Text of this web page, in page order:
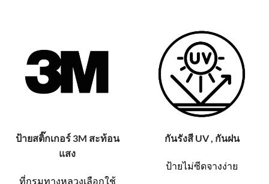
ป้ายสติ๊กเกอร์ 3M สะท้อน
แสง
ที่กรมทางหลวงเลือกใช้
กันรังสี UV , กันฝน
ป้ายไม่ซีดจางง่าย